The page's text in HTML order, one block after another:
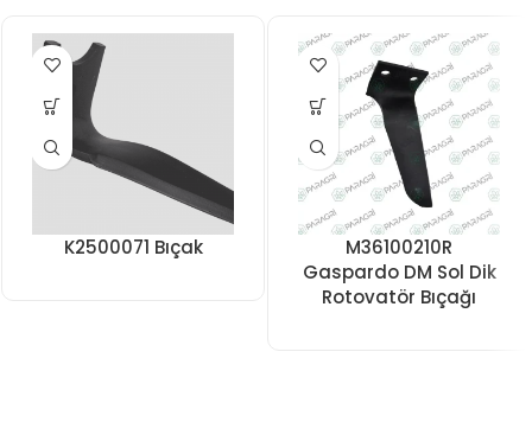
K2500071 Bıçak
M36100210R
Gaspardo DM Sol Dik
Rotovatör Bıçağı